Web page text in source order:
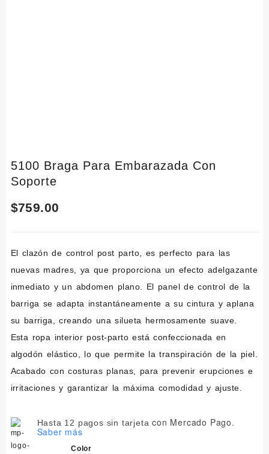
5100 Braga Para Embarazada Con
Soporte
$759.00
El clazón de control post parto, es perfecto para las
nuevas madres, ya que proporciona un efecto adelgazante
inmediato y un abdomen plano. El panel de control de la
barriga se adapta instantáneamente a su cintura y aplana
su barriga, creando una silueta hermosamente suave.
Esta ropa interior post-parto está confeccionada en
algodón elástico, lo que permite la transpiración de la piel.
Acabado con costuras planas, para prevenir erupciones e
irritaciones y garantizar la máxima comodidad y ajuste.
Hasta 12 pagos sin tarjeta con Mercado Pago.
Saber más
Color